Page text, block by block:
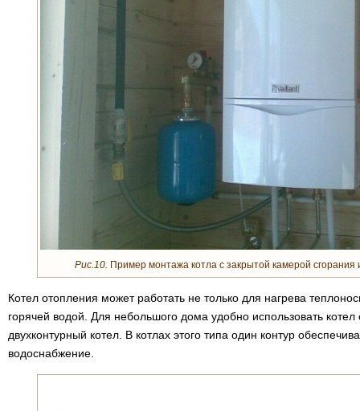
Рис.10. Пример монтажа котла с закрытой камерой
Котел отопления может работать не только для нагрева
горячей водой. Для небольшого дома удобно использовать
двухконтурный котел. В котлах этого типа один контур
водоснабжение.